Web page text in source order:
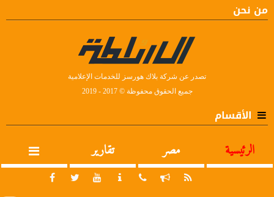
من نحن
تصدر عن شركة بلاك هورسز للخدمات الإعلامية
جميع الحقوق محفوظة © 2017 - 2019
الأقسام
الرئيسية مصر تقارير